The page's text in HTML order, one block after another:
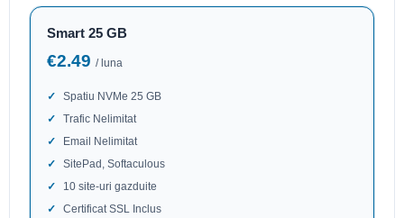
Smart 25 GB
€2.49 / luna
Spatiu NVMe 25 GB
Trafic Nelimitat
Email Nelimitat
SitePad, Softaculous
10 site-uri gazduite
Certificat SSL Inclus